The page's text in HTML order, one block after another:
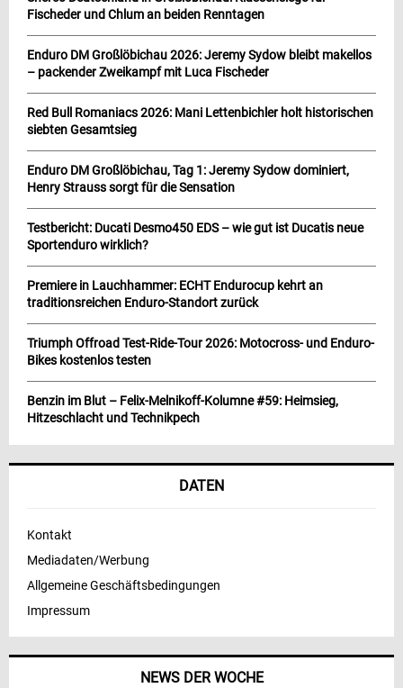
NEWS DER WOCHE
Fischeder und Chlum an beiden Renntagen
Enduro DM Großlöbichau 2026: Jeremy Sydow bleibt makellos
– packender Zweikampf mit Luca Fischeder
Red Bull Romaniacs 2026: Mani Lettenbichler holt historischen
siebten Gesamtsieg
Enduro DM Großlöbichau, Tag 1: Jeremy Sydow dominiert,
Henry Strauss sorgt für die Sensation
Testbericht: Ducati Desmo450 EDS – wie gut ist Ducatis neue
Sportenduro wirklich?
Premiere in Lauchhammer: ECHT Endurocup kehrt an
traditionsreichen Enduro-Standort zurück
Triumph Offroad Test-Ride-Tour 2026: Motocross- und Enduro-
Bikes kostenlos testen
Benzin im Blut – Felix-Melnikoff-Kolumne #59: Heimsieg,
Hitzeschlacht und Technikpech
DATEN
Kontakt
Mediadaten/Werbung
Allgemeine Geschäftsbedingungen
Impressum